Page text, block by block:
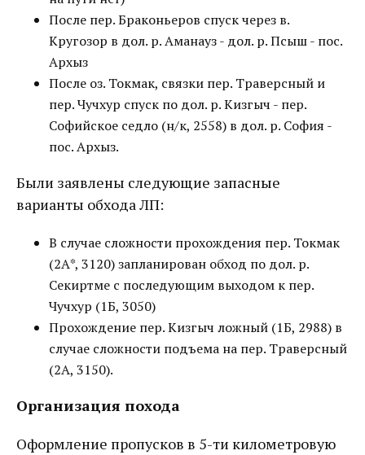
После пер. Браконьеров спуск через в.
Кругозор в дол. р. Аманауз - дол. р. Псыш - пос.
Архыз
После оз. Токмак, связки пер. Траверсный и
пер. Чучхур спуск по дол. р. Кизгыч - пер.
Софийское седло (н/к, 2558) в дол. р. София -
пос. Архыз.
Были заявлены следующие запасные
варианты обхода ЛП:
В случае сложности прохождения пер. Токмак
(2А*, 3120) запланирован обход по дол. р.
Секиртме с последующим выходом к пер.
Чучхур (1Б, 3050)
Прохождение пер. Кизгыч ложный (1Б, 2988) в
случае сложности подъема на пер. Траверсный
(2А, 3150).
Организация похода
Оформление пропусков в 5-ти километровую